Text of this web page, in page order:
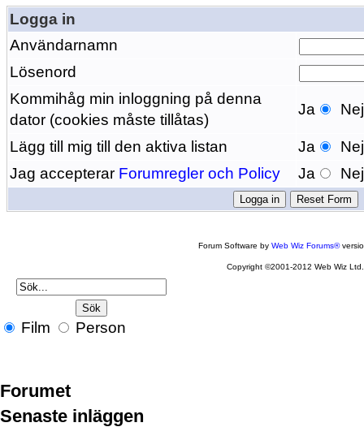
Logga in
Användarnamn
Lösenord
Kommihåg min inloggning på denna
dator (cookies måste tillåtas)
Ja Nej
Lägg till mig till den aktiva listan Ja
Nej
Jag accepterar Forumregler och Policy Ja Nej
Forum Software byWeb Wiz Forums®
Copyright ©2001-2012 Web Wiz Ltd.
Film Person
Forumet
Senaste inläggen